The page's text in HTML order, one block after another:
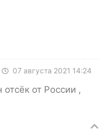
07 августа 2021 14:24
отсёк от России ,